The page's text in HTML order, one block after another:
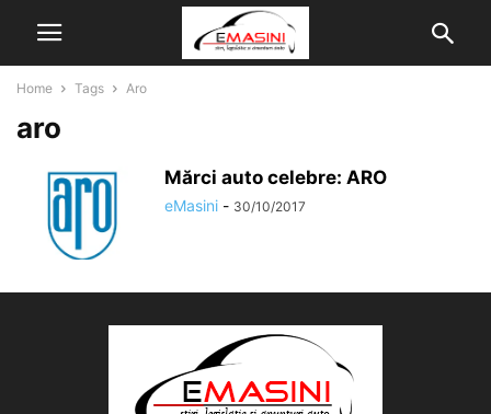
Home Tags Aro
aro
Mărci auto celebre: ARO
eMasini - 30/10/2017